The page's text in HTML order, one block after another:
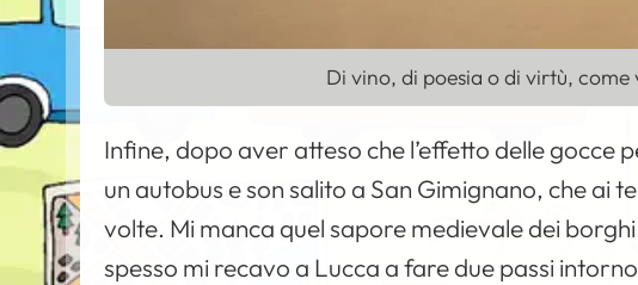
Di vino, di poesia o di virtù,
Infine, dopo aver atteso che l’effetto delle gocce
un autobus e son salito a San Gimignano, che ai
volte. Mi manca quel sapore medievale dei
spesso mi recavo a Lucca a fare due passi